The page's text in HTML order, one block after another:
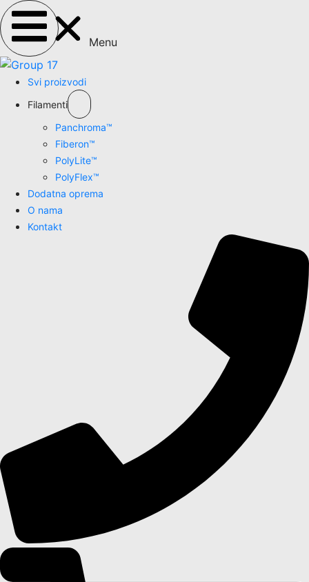
Menu
Svi proizvodi
Filamenti
Panchroma™
Fiberon™
PolyLite™
PolyFlex™
Dodatna oprema
O nama
Kontakt